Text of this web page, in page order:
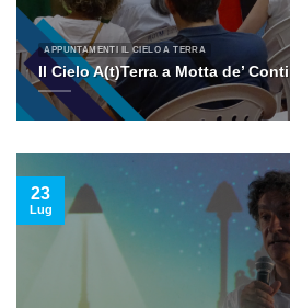
APPUNTAMENTI IL CIELO A TERRA
Il Cielo A(t)Terra a Motta de’ Conti
23
Lug